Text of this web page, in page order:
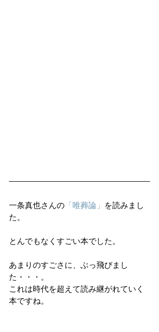
一条真也さんの 「唯葬論」 を読みまし
た。
とんでもなくすごい本でした。
あまりのすごさに、ぶっ飛びまし
た・・・。
これは時代を超えて読み継がれていく
本ですね。